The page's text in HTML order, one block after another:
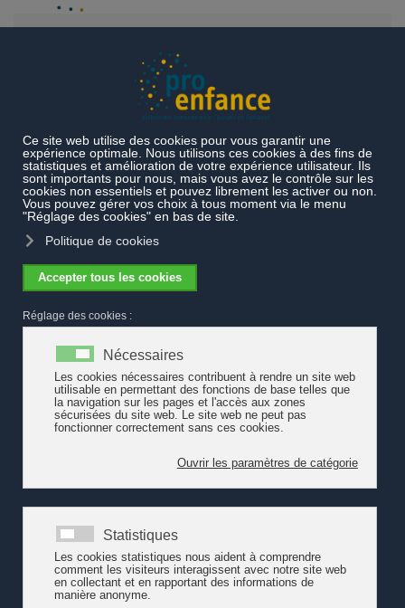
L'Union patronale suisse définit un
train de mesures pour ne pas
manquer de main d'oeuvre
Près de 300 000 travailleuses et travailleurs manqueront à
l’économie dans les dix prochaines années. Pour l'Union
travaillent à temps partiel, plus particulièrement les mères,
par l'UPS consiste à renforcer la conciliation entre vie
privée et vie professionnelle. La faîtière préconise dans cet
objectif une contribution financière de la Confédération
conditionnée au taux d'occupation des parents.
Déclaration des droits des enfants
revisitée à l'occasion de son 100ème
anniversaire